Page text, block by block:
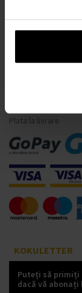
De ce să vă
Plata la livrare
KOKULETTER
Puteți să
dacă vă